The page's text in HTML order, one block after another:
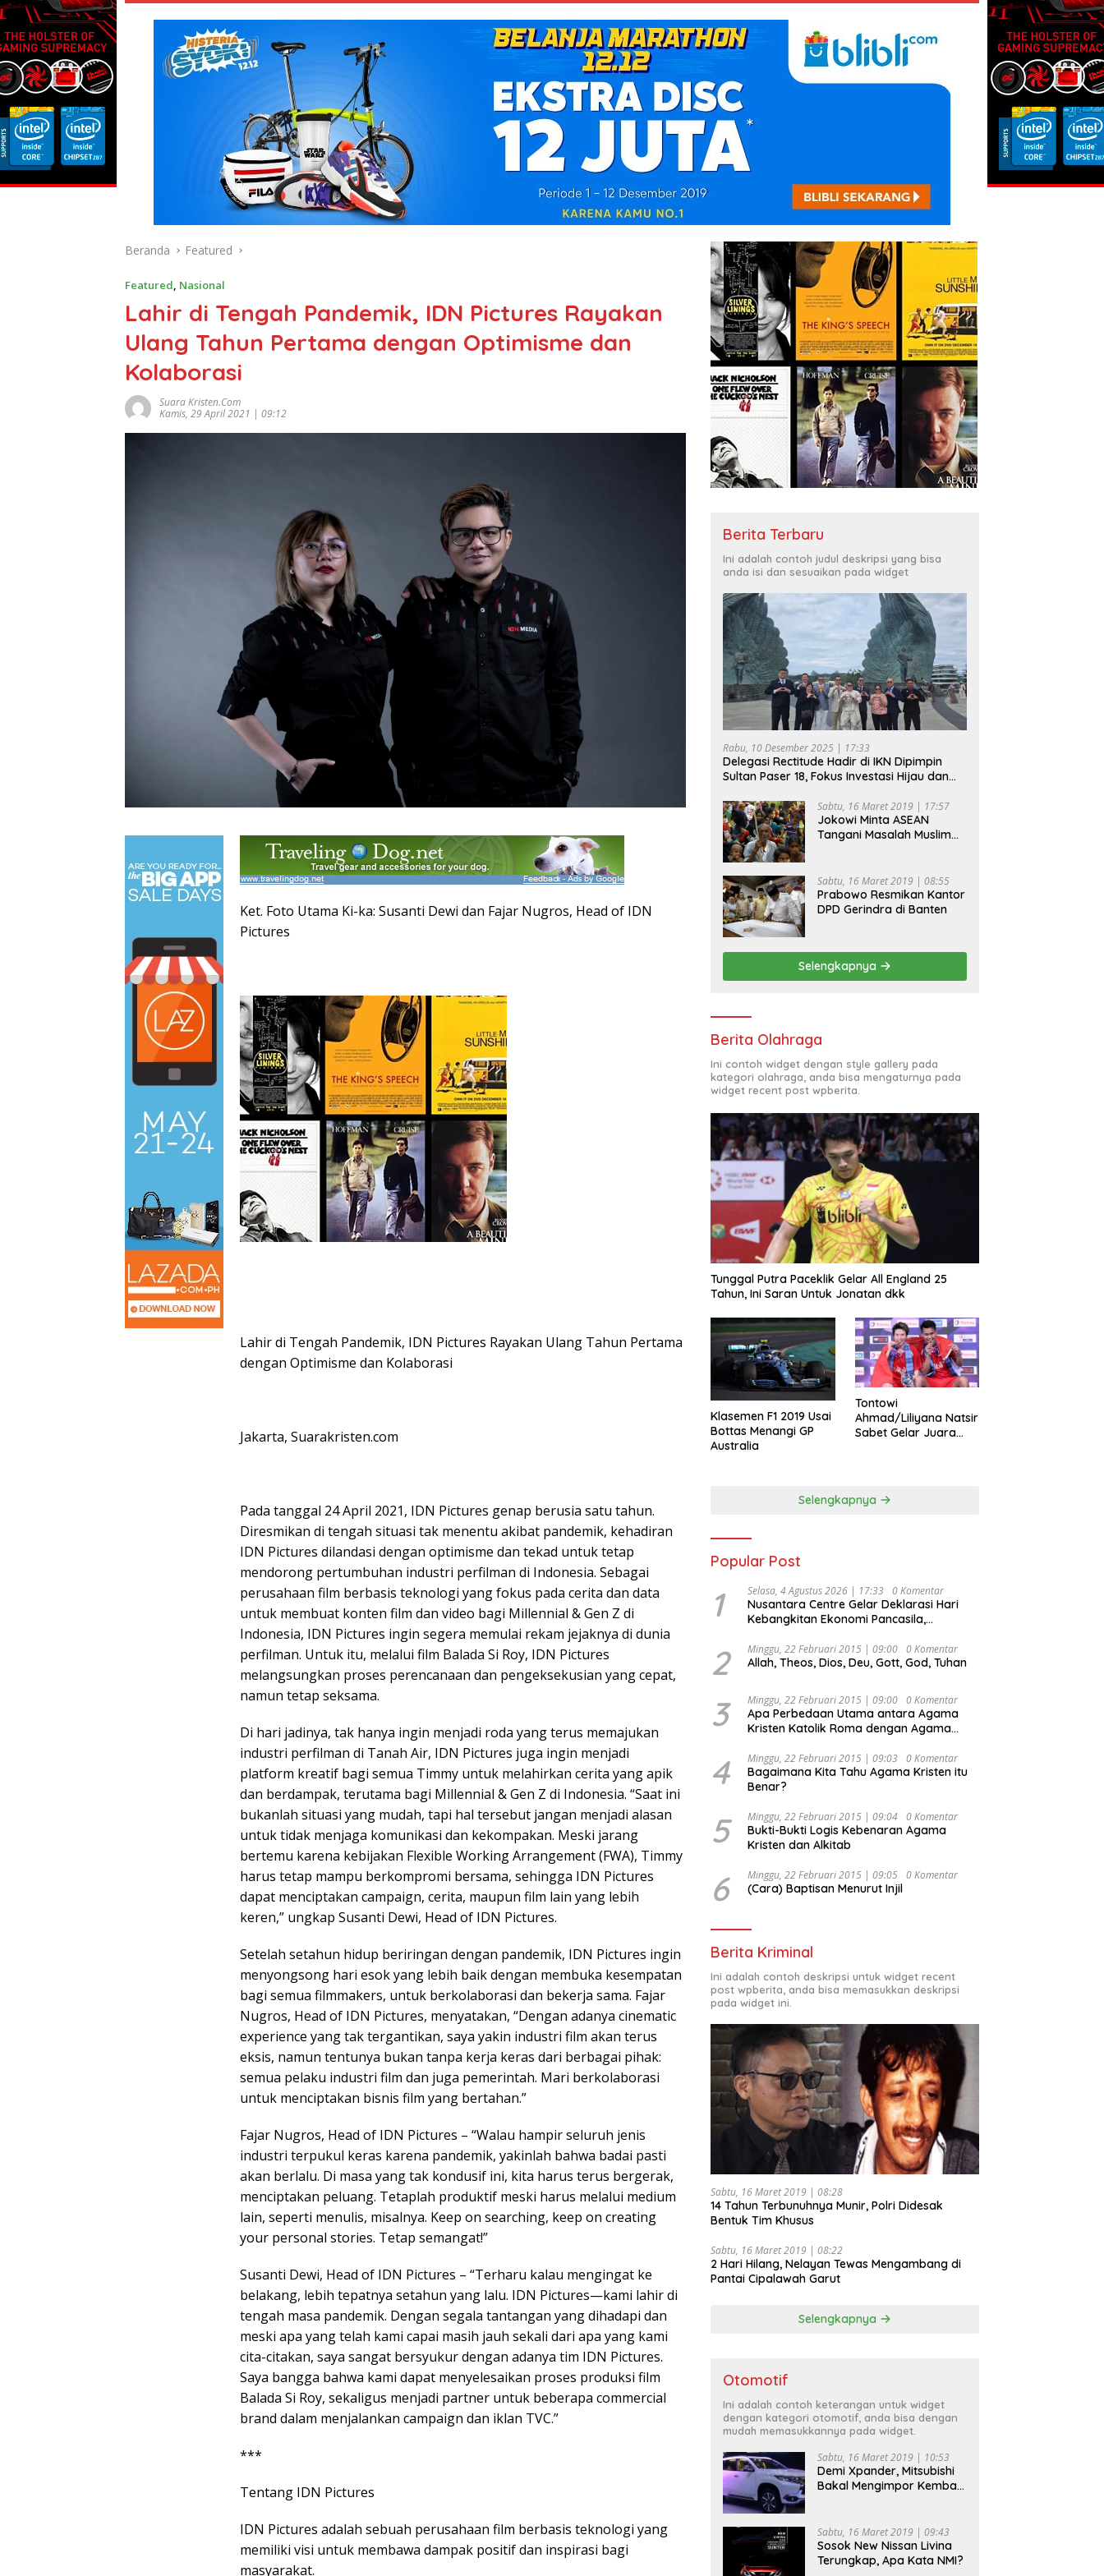
Beranda Featured
Featured, Nasional
Lahir di Tengah Pandemik, IDN Pictures Rayakan
Ulang Tahun Pertama dengan Optimisme dan
Kolaborasi
Suara Kristen.com
Kamis, 29 April 2021 | 09:12
Ket. Foto Utama Ki-ka: Susanti Dewi dan Fajar Nugros, Head of IDN
Pictures
Lahir di Tengah Pandemik, IDN Pictures Rayakan Ulang Tahun Pertama
dengan Optimisme dan Kolaborasi
Jakarta, Suarakristen.com
Pada tanggal 24 April 2021, IDN Pictures genap berusia satu tahun.
Diresmikan di tengah situasi tak menentu akibat pandemik, kehadiran
IDN Pictures dilandasi dengan optimisme dan tekad untuk tetap
mendorong pertumbuhan industri perfilman di Indonesia. Sebagai
perusahaan film berbasis teknologi yang fokus pada cerita dan data
untuk membuat konten film dan video bagi Millennial & Gen Z di
Indonesia, IDN Pictures ingin segera memulai rekam jejaknya di dunia
perfilman. Untuk itu, melalui film Balada Si Roy, IDN Pictures
melangsungkan proses perencanaan dan pengeksekusian yang cepat,
namun tetap seksama.
Di hari jadinya, tak hanya ingin menjadi roda yang terus memajukan
industri perfilman di Tanah Air, IDN Pictures juga ingin menjadi
platform kreatif bagi semua Timmy untuk melahirkan cerita yang apik
dan berdampak, terutama bagi Millennial & Gen Z di Indonesia. “Saat ini
bukanlah situasi yang mudah, tapi hal tersebut jangan menjadi alasan
untuk tidak menjaga komunikasi dan kekompakan. Meski jarang
bertemu karena kebijakan Flexible Working Arrangement (FWA), Timmy
harus tetap mampu berkompromi bersama, sehingga IDN Pictures
dapat menciptakan campaign, cerita, maupun film lain yang lebih
keren,” ungkap Susanti Dewi, Head of IDN Pictures.
Setelah setahun hidup beriringan dengan pandemik, IDN Pictures ingin
menyongsong hari esok yang lebih baik dengan membuka kesempatan
bagi semua filmmakers, untuk berkolaborasi dan bekerja sama. Fajar
Nugros, Head of IDN Pictures, menyatakan, “Dengan adanya cinematic
experience yang tak tergantikan, saya yakin industri film akan terus
eksis, namun tentunya bukan tanpa kerja keras dari berbagai pihak:
semua pelaku industri film dan juga pemerintah. Mari berkolaborasi
untuk menciptakan bisnis film yang bertahan.”
Fajar Nugros, Head of IDN Pictures – “Walau hampir seluruh jenis
industri terpukul keras karena pandemik, yakinlah bahwa badai pasti
akan berlalu. Di masa yang tak kondusif ini, kita harus terus bergerak,
menciptakan peluang. Tetaplah produktif meski harus melalui medium
lain, seperti menulis, misalnya. Keep on searching, keep on creating
your personal stories. Tetap semangat!”
Susanti Dewi, Head of IDN Pictures – “Terharu kalau mengingat ke
belakang, lebih tepatnya setahun yang lalu. IDN Pictures—kami lahir di
tengah masa pandemik. Dengan segala tantangan yang dihadapi dan
meski apa yang telah kami capai masih jauh sekali dari apa yang kami
cita-citakan, saya sangat bersyukur dengan adanya tim IDN Pictures.
Saya bangga bahwa kami dapat menyelesaikan proses produksi film
Balada Si Roy, sekaligus menjadi partner untuk beberapa commercial
brand dalam menjalankan campaign dan iklan TVC.”
***
Tentang IDN Pictures
IDN Pictures adalah sebuah perusahaan film berbasis teknologi yang
memiliki visi untuk membawa dampak positif dan inspirasi bagi
masyarakat.
Berita Terbaru
Ini adalah contoh judul deskripsi yang bisa
anda isi dan sesuaikan pada widget
Rabu, 10 Desember 2025 | 17:33
Delegasi Rectitude Hadir di IKN Dipimpin
Sultan Paser 18, Fokus Investasi Hijau dan
Sabtu, 16 Maret 2019 | 17:57
Jokowi Minta ASEAN
Tangani Masalah Muslim
Sabtu, 16 Maret 2019 | 08:55
Prabowo Resmikan Kantor
DPD Gerindra di Banten
Selengkapnya
Berita Olahraga
Ini contoh widget dengan style gallery pada
kategori olahraga, anda bisa mengaturnya pada
widget recent post wpberita.
Tunggal Putra Paceklik Gelar All England 25
Tahun, Ini Saran Untuk Jonatan dkk
Klasemen F1 2019 Usai
Bottas Menangi GP
Australia
Tontowi
Ahmad/Liliyana Natsir
Sabet Gelar Juara
Selengkapnya
Popular Post
1 Selasa, 4 Agustus 2026 | 17:33 0 Komentar
Nusantara Centre Gelar Deklarasi Hari
Kebangkitan Ekonomi Pancasila,
Djojohadikusumo Anti Penjajahan
(Pergolakan Ekonomi Politik Indonesia) &
Undang Perekonomian Nasional dan
Kesejahteraan Sosial dalam Menata
Bangsa Menuju Indonesia Emas 2045”,
2 Minggu, 22 Februari 2015 | 09:00 0 Komentar
Allah, Theos, Dios, Deu, Gott, God, Tuhan
3 Minggu, 22 Februari 2015 | 09:00 0 Komentar
Apa Perbedaan Utama antara Agama
Kristen Katolik Roma dengan Agama
4 Minggu, 22 Februari 2015 | 09:03 0 Komentar
Bagaimana Kita Tahu Agama Kristen itu
Benar?
5 Minggu, 22 Februari 2015 | 09:04 0 Komentar
Bukti-Bukti Logis Kebenaran Agama
Kristen dan Alkitab
6 Minggu, 22 Februari 2015 | 09:05 0 Komentar
(Cara) Baptisan Menurut Injil
Berita Kriminal
Ini adalah contoh deskripsi untuk widget recent
post wpberita, anda bisa memasukkan deskripsi
pada widget ini.
Sabtu, 16 Maret 2019 | 08:28
14 Tahun Terbunuhnya Munir, Polri Didesak
Bentuk Tim Khusus
Sabtu, 16 Maret 2019 | 08:22
2 Hari Hilang, Nelayan Tewas Mengambang di
Pantai Cipalawah Garut
Selengkapnya
Otomotif
Ini adalah contoh keterangan untuk widget
dengan kategori otomotif, anda bisa dengan
mudah memasukkannya pada widget.
Sabtu, 16 Maret 2019 | 10:53
Demi Xpander, Mitsubishi
Bakal Mengimpor Kembali
Sabtu, 16 Maret 2019 | 09:43
Sosok New Nissan Livina
Terungkap, Apa Kata NMI?